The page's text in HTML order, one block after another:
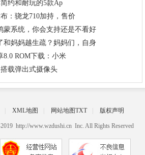
约和耐玩的5款Ap
：骁龙710加持，售价
蒙系统，你会支持还是不看好
和妈妈越生疏？妈妈们，自身
8.0 ROM下载：小米
载弹出式摄像头
XML地图 网站地图TXT 版权声明
http://www.wzdushi.cn Inc. All Rights Reserved